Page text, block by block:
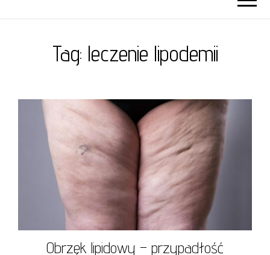
WARSZAWA
Tag: leczenie lipodemii
Obrzęk lipidowy – przypadłość